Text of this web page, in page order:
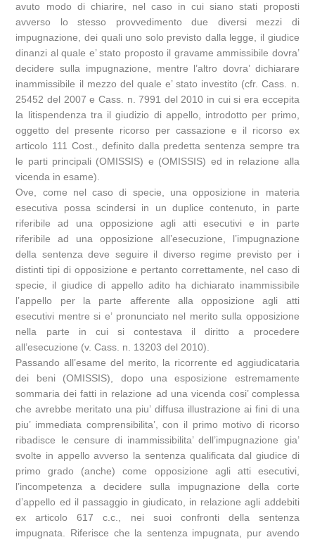
avuto modo di chiarire, nel caso in cui siano stati proposti
avverso lo stesso provvedimento due diversi mezzi di
impugnazione, dei quali uno solo previsto dalla legge, il giudice
dinanzi al quale e’ stato proposto il gravame ammissibile dovra’
decidere sulla impugnazione, mentre l’altro dovra’ dichiarare
inammissibile il mezzo del quale e’ stato investito (cfr. Cass. n.
25452 del 2007 e Cass. n. 7991 del 2010 in cui si era eccepita
la litispendenza tra il giudizio di appello, introdotto per primo,
oggetto del presente ricorso per cassazione e il ricorso ex
articolo 111 Cost., definito dalla predetta sentenza sempre tra
le parti principali (OMISSIS) e (OMISSIS) ed in relazione alla
vicenda in esame).
Ove, come nel caso di specie, una opposizione in materia
esecutiva possa scindersi in un duplice contenuto, in parte
riferibile ad una opposizione agli atti esecutivi e in parte
riferibile ad una opposizione all’esecuzione, l’impugnazione
della sentenza deve seguire il diverso regime previsto per i
distinti tipi di opposizione e pertanto correttamente, nel caso di
specie, il giudice di appello adito ha dichiarato inammissibile
l’appello per la parte afferente alla opposizione agli atti
esecutivi mentre si e’ pronunciato nel merito sulla opposizione
nella parte in cui si contestava il diritto a procedere
all’esecuzione (v. Cass. n. 13203 del 2010).
Passando all’esame del merito, la ricorrente ed aggiudicataria
dei beni (OMISSIS), dopo una esposizione estremamente
sommaria dei fatti in relazione ad una vicenda cosi’ complessa
che avrebbe meritato una piu’ diffusa illustrazione ai fini di una
piu’ immediata comprensibilita’, con il primo motivo di ricorso
ribadisce le censure di inammissibilita’ dell’impugnazione gia’
svolte in appello avverso la sentenza qualificata dal giudice di
primo grado (anche) come opposizione agli atti esecutivi,
l’incompetenza a decidere sulla impugnazione della corte
d’appello ed il passaggio in giudicato, in relazione agli addebiti
ex articolo 617 c.c., nei suoi confronti della sentenza
impugnata. Riferisce che la sentenza impugnata, pur avendo